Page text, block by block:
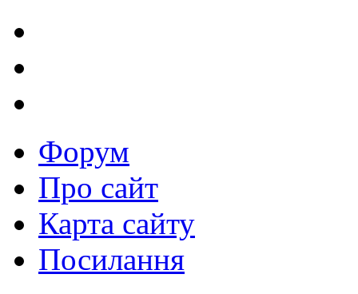
Форум
Про сайт
Карта сайту
Посилання